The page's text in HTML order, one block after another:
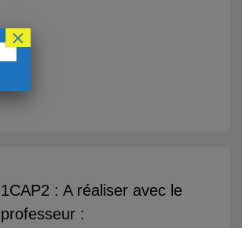
1CAP2 : A réaliser avec le
professeur :
×